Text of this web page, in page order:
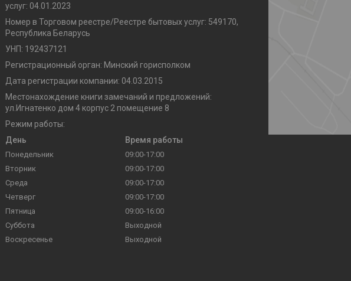
услуг: 04.01.2023
Номер в Торговом реестре/Реестре бытовых услуг: 549170,
Республика Беларусь
УНП: 192437121
Регистрационный орган: Минский горисполком
Дата регистрации компании: 04.03.2015
Местонахождение книги замечаний и предложений:
ул.Игнатенко дом 4 корпус 2 помещение 8
Режим работы:
День
Время работы
Понедельник
09:00-17:00
Вторник
09:00-17:00
Среда
09:00-17:00
Четверг
09:00-17:00
Пятница
09:00-16:00
Суббота
Выходной
Воскресенье
Выходной